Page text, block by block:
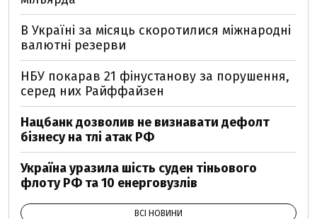
В Україні за місяць скоротилися міжнародні
валютні резерви
НБУ покарав 21 фінустанову за порушення,
серед них Райффайзен
Нацбанк дозволив не визнавати дефолт
бізнесу на тлі атак РФ
Україна уразила шість суден тіньового
флоту РФ та 10 енерговузлів
ВСІ НОВИНИ